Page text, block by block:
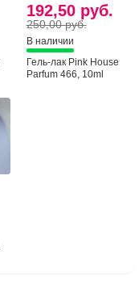
192,50 руб.
250,00 руб.
В наличии
Гель-лак Pink House
Parfum 466, 10ml